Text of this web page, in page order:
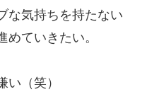
な気持ちを持たない
めていきたい。
（笑）